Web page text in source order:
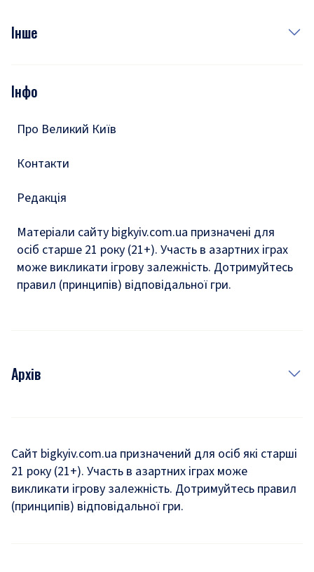
Фото
Подкасти
Інше
Тести
Інфо
Про Великий Київ
Контакти
Редакція
Матеріали сайту bigkyiv.com.ua призначені для
осіб старше 21 року (21+). Участь в азартних іграх
може викликати ігрову залежність. Дотримуйтесь
правил (принципів) відповідальної гри.
Архів
Комуналка
Хроніки війни
Сайт bigkyiv.com.ua призначений для осіб які старші
21 року (21+). Участь в азартних іграх може
викликати ігрову залежність. Дотримуйтесь правил
(принципів) відповідальної гри.